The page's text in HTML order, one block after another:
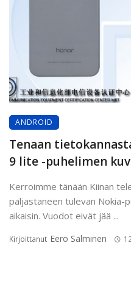
ANDROID
Tenaan
9 lite -puhelimen
Kerroimme tänään Kiinan
paljastaneen tulevan Nokia-
aikaisin. Vuodot eivät jää ...
Kirjoittanut Eero Salminen